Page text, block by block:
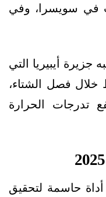
في سويسرا، وفي
جزيرة أيبيريا التي
فصل الشتاء،
تدرجات الحرارة
حاسمة لتحقيق